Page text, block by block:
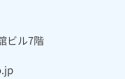
ビル7階